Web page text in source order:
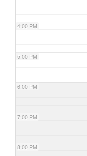
4:00 PM
5:00 PM
6:00 PM
7:00 PM
8:00 PM